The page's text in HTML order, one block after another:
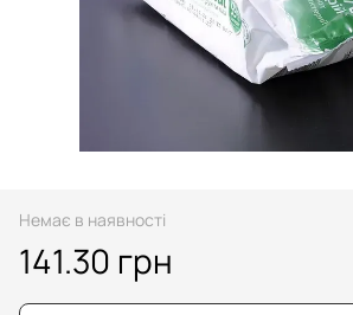
Немає в наявності
141.30 грн